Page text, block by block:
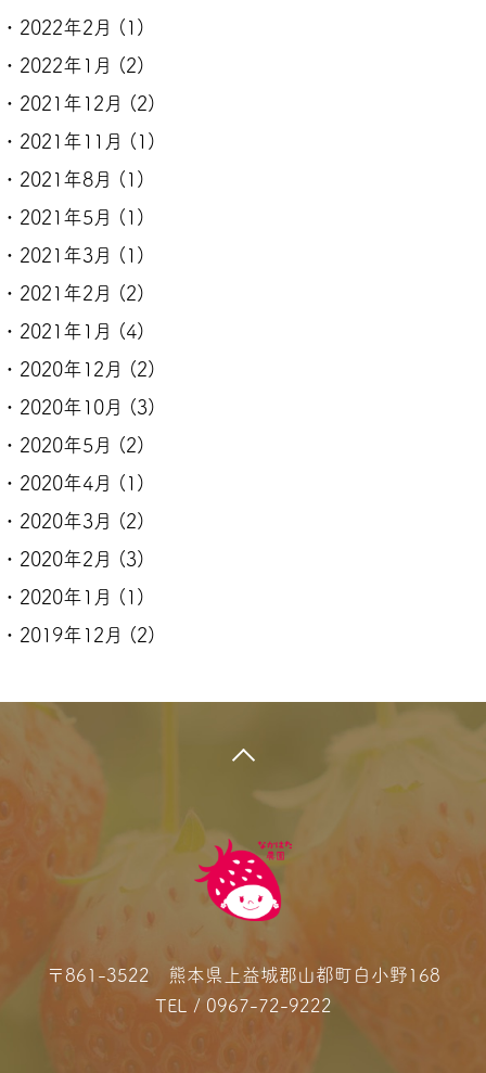
2022年2月
(1)
2022年1月
(2)
2021年12月
(2)
2021年11月
(1)
2021年8月
(1)
2021年5月
(1)
2021年3月
(1)
2021年2月
(2)
2021年1月
(4)
2020年12月
(2)
2020年10月
(3)
2020年5月
(2)
2020年4月
(1)
2020年3月
(2)
2020年2月
(3)
2020年1月
(1)
2019年12月
(2)
〒861-3522 熊本県上益城郡山都町白小野168
TEL / 0967-72-9222